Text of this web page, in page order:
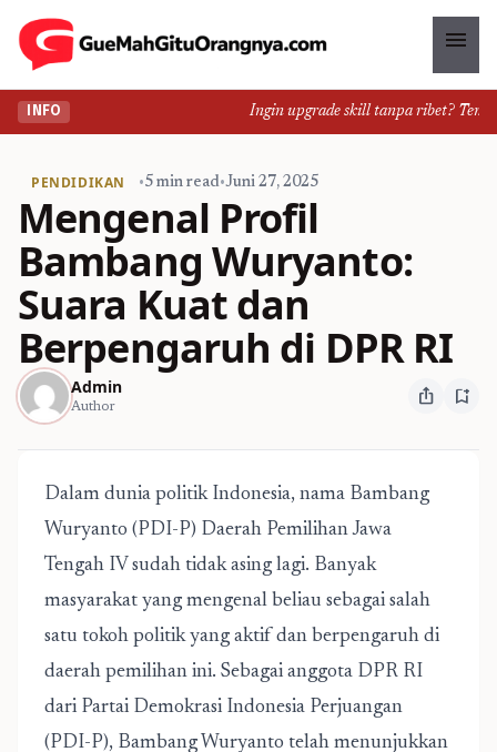
menu
INFO Ingin upgrade skill tanpa ribet?
PENDIDIKAN •5 min read•Juni 27, 2025
Mengenal Profil
Bambang Wuryanto:
Suara Kuat dan
Berpengaruh di DPR RI
Admin
Author ios_share bookmark_add
Dalam dunia politik Indonesia, nama Bambang
Wuryanto (PDI-P) Daerah Pemilihan Jawa
Tengah IV sudah tidak asing lagi. Banyak
masyarakat yang mengenal beliau sebagai salah
satu tokoh politik yang aktif dan berpengaruh di
daerah pemilihan ini. Sebagai anggota DPR RI
dari Partai Demokrasi Indonesia Perjuangan
(PDI-P), Bambang Wuryanto telah menunjukkan